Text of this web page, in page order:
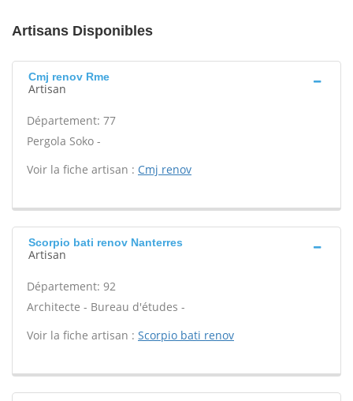
Artisans Disponibles
Cmj renov Rme
Artisan
Département: 77
Pergola Soko -
Voir la fiche artisan : Cmj renov
Scorpio bati renov Nanterres
Artisan
Département: 92
Architecte - Bureau d'études -
Voir la fiche artisan : Scorpio bati renov